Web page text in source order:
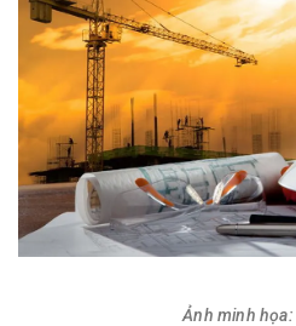
Ảnh minh